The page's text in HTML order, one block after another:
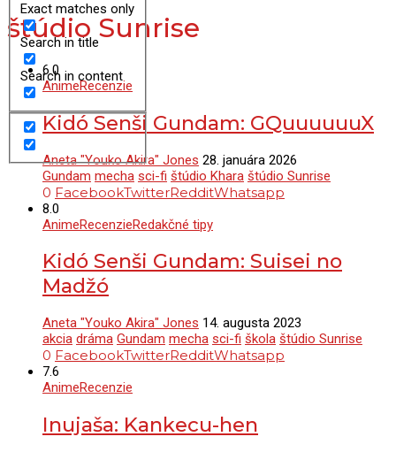
Exact matches only
Search in title
Search in content
štúdio Sunrise
6.0
AnimeRecenzie
Kidó Senši Gundam: GQuuuuuuX
Aneta "Youko Akira" Jones 28. januára 2026
Gundam mecha sci-fi štúdio Khara štúdio Sunrise
0 FacebookTwitterRedditWhatsapp
8.0
AnimeRecenzieRedakčné tipy
Kidó Senši Gundam: Suisei no
Madžó
Aneta "Youko Akira" Jones 14. augusta 2023
akcia dráma Gundam mecha sci-fi škola štúdio Sunrise
0 FacebookTwitterRedditWhatsapp
7.6
AnimeRecenzie
Inujaša: Kankecu-hen